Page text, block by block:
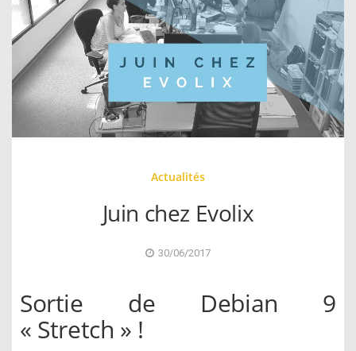
Actualités
Juin chez Evolix
30/06/2017
Sortie de Debian 9
« Stretch » !